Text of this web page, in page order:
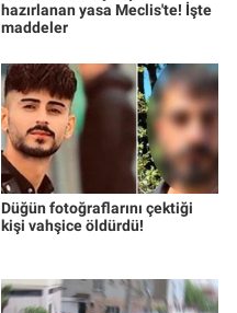
hazırlanan yasa Meclis'te! İşte
maddeler
Düğün fotoğraflarını çektiği
kişi vahşice öldürdü!